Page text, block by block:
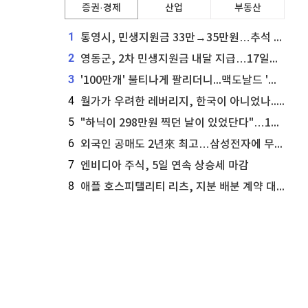
증권·경제 산업 부동산
1 통영시, 민생지원금 33만→35만원…추석 전 푼다
2 영동군, 2차 민생지원금 내달 지급…17일부터 신청 접수
3 '100만개' 불티나게 팔리더니...맥도날드 '충주찰옥수수버거' 돌연 판매 종료
4 월가가 우려한 레버리지, 한국이 아니었나...'상황 인식' 못한 아셴브레너의 추락
5 "하닉이 298만원 찍던 날이 있었단다"…100만 클릭 '전래동화' 정체
6 외국인 공매도 2년來 최고…삼성전자에 무슨일이 [B급기자의 B급리포트]
7 엔비디아 주식, 5일 연속 상승세 마감
8 애플 호스피탤리티 리츠, 지분 배분 계약 대리인 업데이트